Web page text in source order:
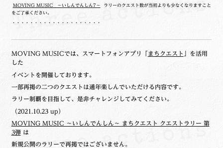
MOVING MUSIC ～いしんでんしん7～ ラリーのクエスト数が当初よりも少なくなりますこと
をご了承ください。
・・・・・・・・・・・・・・・・・・・・
MOVING MUSICでは、スマートフォンアプリ「 まちクエスト
」を活用
した
イベントを開催しております。
一部再掲の二つのクエストは通年楽しんでいただける内容です。
ラリー制覇を目指して、是非チャレンジしてみてください。
（2021.10.23 up）
MOVING MUSIC ～いしんでんしん～ まちクエスト クエストラリー 第
3弾 は
新規公開のラリーで再掲ではございません。